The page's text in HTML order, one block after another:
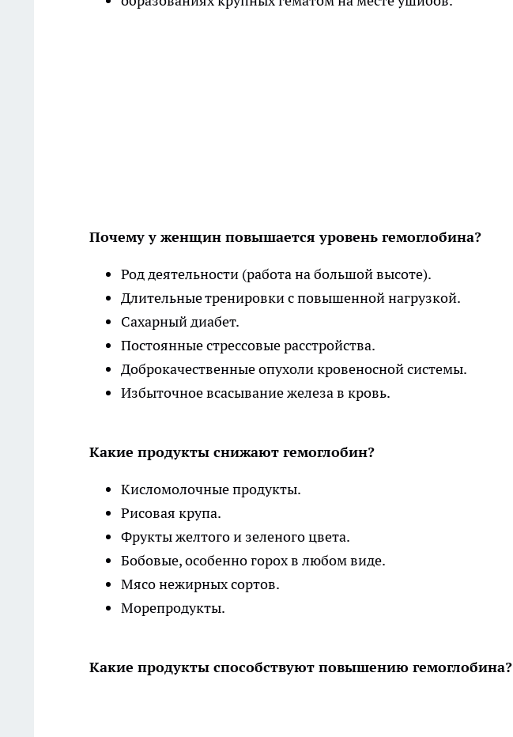
Почему у женщин повышается уровень гемоглобина?
Род деятельности (работа на большой высоте).
Длительные тренировки с повышенной нагрузкой.
Сахарный диабет.
Постоянные стрессовые расстройства.
Доброкачественные опухоли кровеносной системы.
Избыточное всасывание железа в кровь.
Какие продукты снижают гемоглобин?
Кисломолочные продукты.
Рисовая крупа.
Фрукты желтого и зеленого цвета.
Бобовые, особенно горох в любом виде.
Мясо нежирных сортов.
Морепродукты.
Какие продукты способствуют повышению гемоглобина?